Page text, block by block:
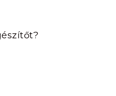
is:
Ft.